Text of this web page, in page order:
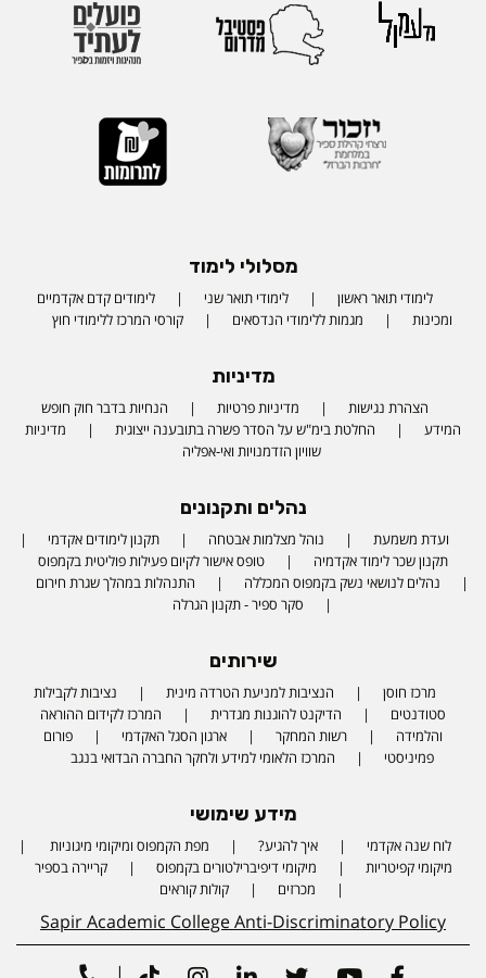
מסלולי לימוד
לימודי תואר ראשון לימודי תואר שני
לימודים קדם אקדמיים
ומכינות
מגמות ללימודי הנדסאים קורסי המרכז ללימודי חוץ
מדיניות
הצהרת נגישות מדיניות פרטיות
הנחיות בדבר חוק חופש
המידע
החלטת בימ"ש על הסדר פשרה בתובענה ייצוגית
מדיניות
שוויון הזדמנויות ואי-אפליה
נהלים ותקנונים
ועדת משמעת נוהל מצלמות אבטחה
תקנון לימודים אקדמי
תקנון שכר לימוד אקדמיה
טופס אישור לקיום פעילות פוליטית בקמפוס
נהלים לנושאי נשק בקמפוס המכללה
התנהלות במהלך שגרת חירום
סקר ספיר - תקנון הגרלה
שירותים
מרכז חוסן הנציבות למניעת הטרדה מינית
נציבות לקבילות
סטודנטים
הדיקנט להוגנות מגדרית
המרכז לקידום ההוראה
והלמידה
רשות המחקר ארגון הסגל האקדמי
פורום
פמיניסטי
המרכז הלאומי למידע ולחקר החברה הבדואי בנגב
מידע שימושי
לוח שנה אקדמי איך להגיע?
מפת הקמפוס ומיקומי מיגוניות
מיקומי קפיטריות
מיקומי דיפיברילטורים בקמפוס
קריירה בספיר
מכרזים
קולות קוראים
Sapir Academic College Anti-Discriminatory Policy
Phone number